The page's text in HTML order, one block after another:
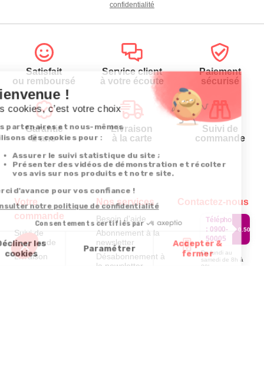
confidentialité
Satisfait
ou remboursé
Service client
à votre écoute
Paiement
sécurisé
Garantie
2 ans
Livraison
à la carte
Suivi de
commande
Votre
commande
Suivi de
commande
Livraison
Nos services
Besoin d'aide
Abonnement à la
newsletter
Désabonnement à
la newsletter
Contactez-nous
Téléphone
: 0900-
50005
0.50€/
Du lundi au
samedi de 8h à
20h